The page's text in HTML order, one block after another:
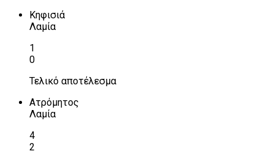
Κηφισιά
Λαμία
1
0
Τελικό αποτέλεσμα
Ατρόμητος
Λαμία
4
2